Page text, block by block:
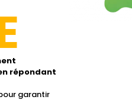
répondant
garantir